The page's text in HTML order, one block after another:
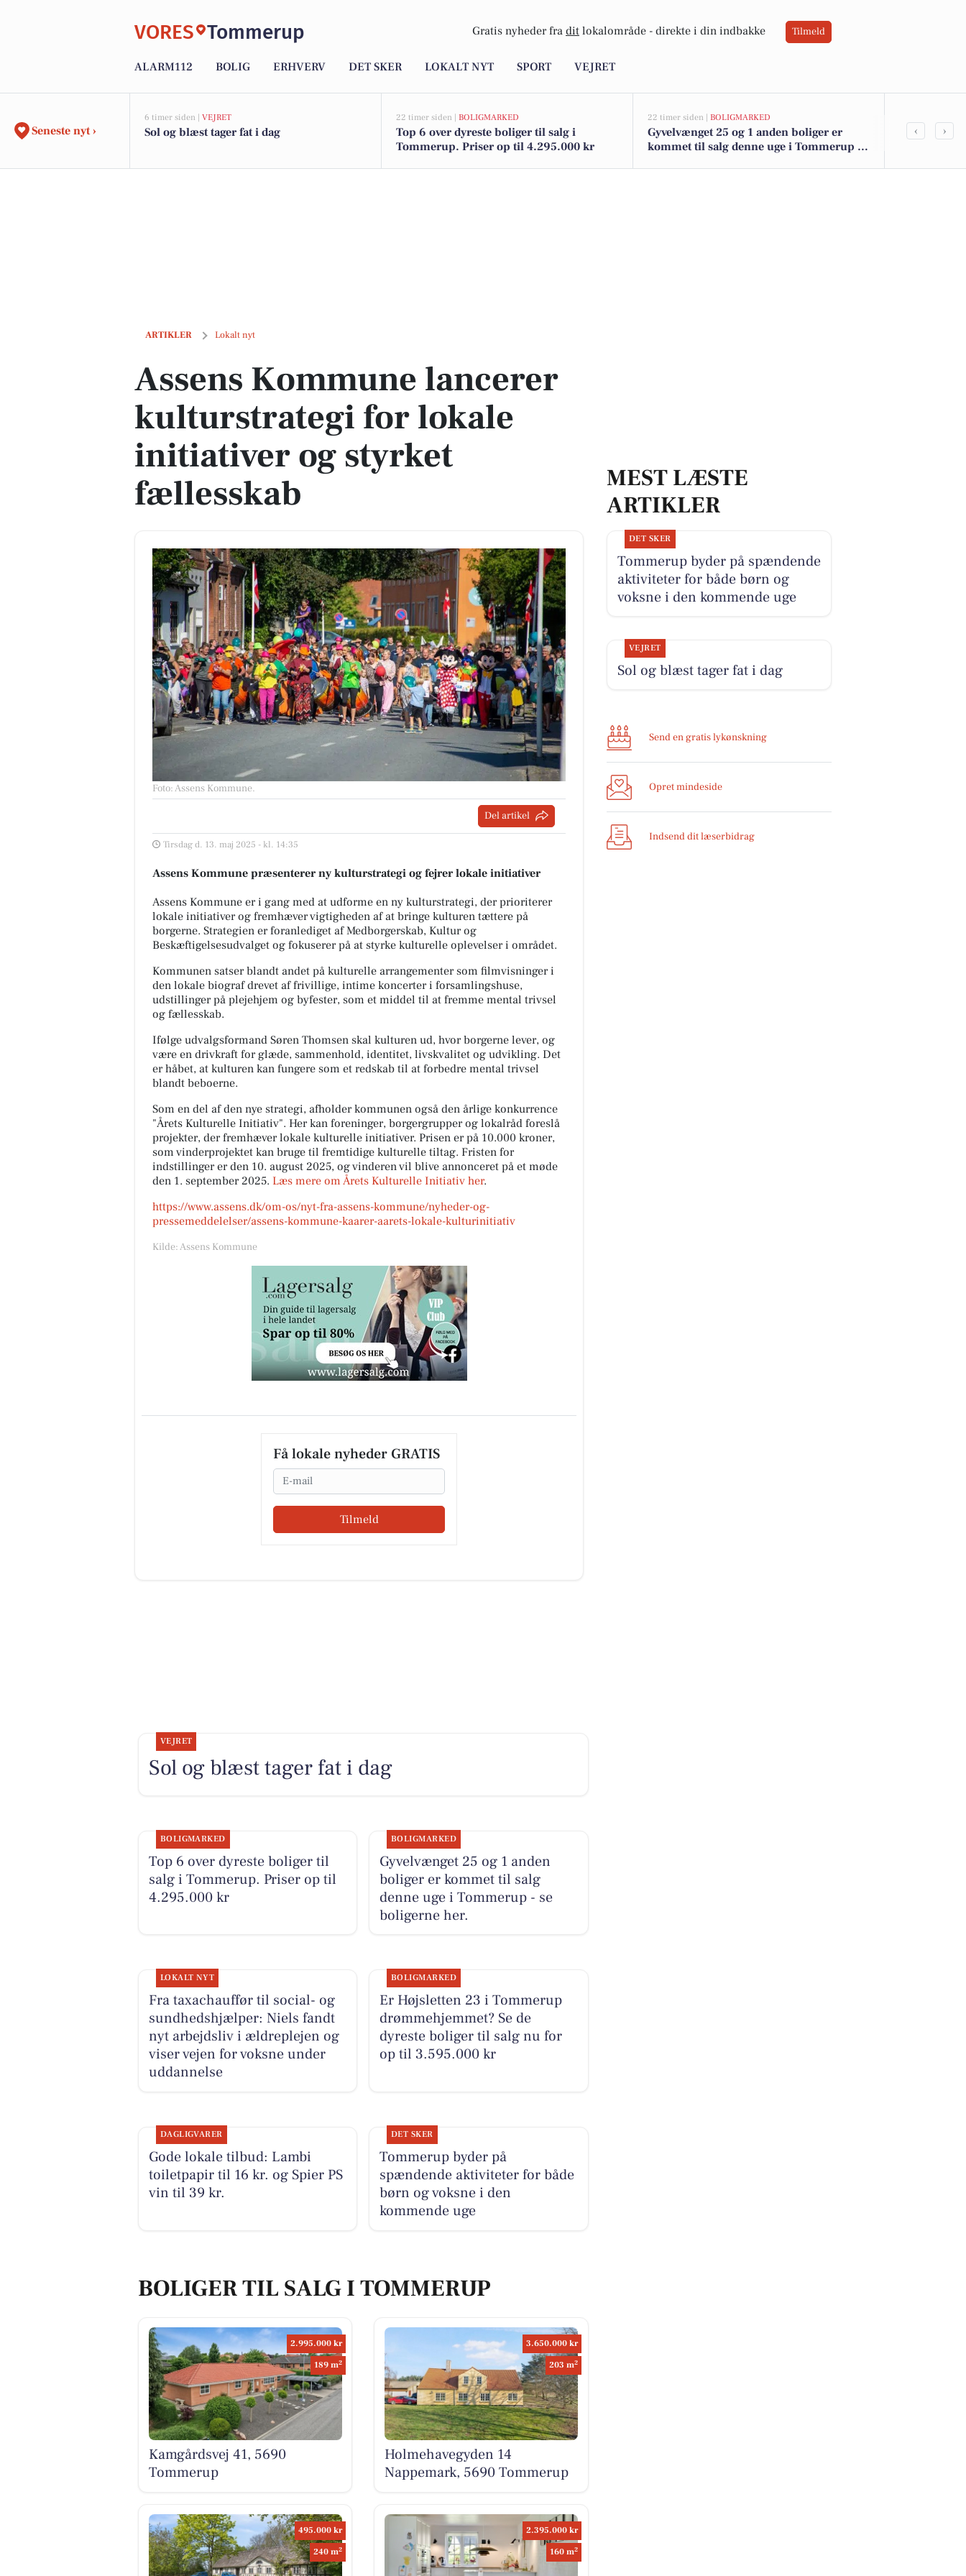
VORES Tommerup Gratis nyheder fra dit lokalområde - direkte i din indbakke Tilmeld
ALARM112 BOLIG ERHVERV DET SKER LOKALT NYT SPORT VEJRET
Seneste nyt ›
6 timer siden | VEJRET
Sol og blæst tager fat i dag
22 timer siden | BOLIGMARKED
Top 6 over dyreste boliger til salg i
Tommerup. Priser op til 4.295.000 kr
22 timer siden | BOLIGMARKED
Gyvelvænget 25 og 1 anden boliger er
kommet til salg denne uge i Tommerup -
Fra
‹ ›
ARTIKLER Lokalt nyt
Assens Kommune lancerer kulturstrategi for lokale initiativer og styrket fællesskab
Assens Kommune lancerer
kulturstrategi for lokale
initiativer og styrket
fællesskab
Foto: Assens Kommune.
Del artikel
Tirsdag d. 13. maj 2025 - kl. 14:35
Assens Kommune præsenterer ny kulturstrategi og fejrer lokale initiativer
Assens Kommune er i gang med at udforme en ny kulturstrategi, der prioriterer
lokale initiativer og fremhæver vigtigheden af at bringe kulturen tættere på
borgerne. Strategien er foranlediget af Medborgerskab, Kultur og
Beskæftigelsesudvalget og fokuserer på at styrke kulturelle oplevelser i området.
Kommunen satser blandt andet på kulturelle arrangementer som filmvisninger i
den lokale biograf drevet af frivillige, intime koncerter i forsamlingshuse,
udstillinger på plejehjem og byfester, som et middel til at fremme mental trivsel
og fællesskab.
Ifølge udvalgsformand Søren Thomsen skal kulturen ud, hvor borgerne lever, og
være en drivkraft for glæde, sammenhold, identitet, livskvalitet og udvikling. Det
er håbet, at kulturen kan fungere som et redskab til at forbedre mental trivsel
blandt beboerne.
Som en del af den nye strategi, afholder kommunen også den årlige konkurrence
"Årets Kulturelle Initiativ". Her kan foreninger, borgergrupper og lokalråd foreslå
projekter, der fremhæver lokale kulturelle initiativer. Prisen er på 10.000 kroner,
som vinderprojektet kan bruge til fremtidige kulturelle tiltag. Fristen for
indstillinger er den 10. august 2025, og vinderen vil blive annonceret på et møde
den 1. september 2025. Læs mere om Årets Kulturelle Initiativ her.
https://www.assens.dk/om-os/nyt-fra-assens-kommune/nyheder-og-
pressemeddelelser/assens-kommune-kaarer-aarets-lokale-kulturinitiativ
Kilde: Assens Kommune
Få lokale nyheder GRATIS
Email
Tilmeld
MEST LÆSTE
ARTIKLER
DET SKER
Tommerup byder på spændende
aktiviteter for både børn og
voksne i den kommende uge
VEJRET
Sol og blæst tager fat i dag
Send en gratis lykønskning
Opret mindeside
Indsend dit læserbidrag
VEJRET
Sol og blæst tager fat i dag
BOLIGMARKED
Top 6 over dyreste boliger til
salg i Tommerup. Priser op til
4.295.000 kr
BOLIGMARKED
Gyvelvænget 25 og 1 anden
boliger er kommet til salg
denne uge i Tommerup - se
boligerne her.
LOKALT NYT
Fra taxachauffør til social- og
sundhedshjælper: Niels fandt
nyt arbejdsliv i ældreplejen og
viser vejen for voksne under
uddannelse
BOLIGMARKED
Er Højsletten 23 i Tommerup
drømmehjemmet? Se de
dyreste boliger til salg nu for
op til 3.595.000 kr
DAGLIGVARER
Gode lokale tilbud: Lambi
toiletpapir til 16 kr. og Spier PS
vin til 39 kr.
DET SKER
Tommerup byder på
spændende aktiviteter for både
børn og voksne i den
kommende uge
BOLIGER TIL SALG I TOMMERUP
2.995.000 kr
189 m2
Kamgårdsvej 41, 5690
Tommerup
3.650.000 kr
203 m2
Holmehavegyden 14
Nappemark, 5690 Tommerup
495.000 kr
240 m2
2.395.000 kr
160 m2